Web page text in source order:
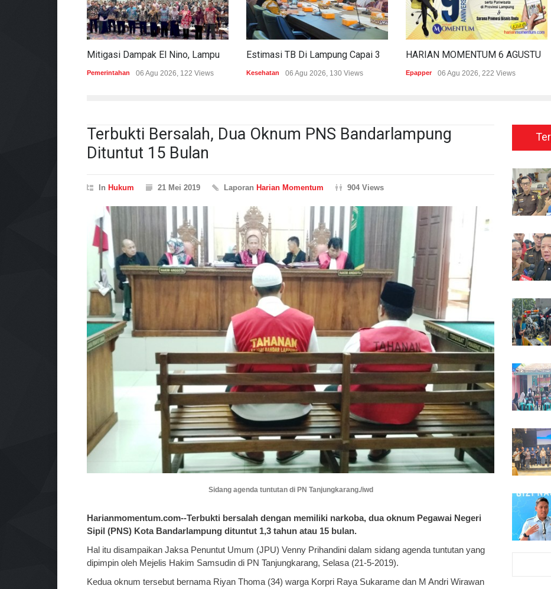
Pemerintahan 06 Agu 2026, 122 Views Kesehatan 06 Agu 2026, 130 Views Epapper 06 Agu 2026, 222 Views
Terbukti Bersalah, Dua Oknum PNS Bandarlampung
Dituntut 15 Bulan
In Hukum 21 Mei 2019 Laporan Harian Momentum 904 Views
Sidang agenda tuntutan di PN Tanjungkarang./iwd
Harianmomentum.com--Terbukti bersalah dengan memiliki narkoba, dua oknum Pegawai Negeri
Sipil (PNS) Kota Bandarlampung dituntut 1,3 tahun atau 15 bulan.
Hal itu disampaikan Jaksa Penuntut Umum (JPU) Venny Prihandini dalam sidang agenda tuntutan yang
dipimpin oleh Mejelis Hakim Samsudin di PN Tanjungkarang, Selasa (21-5-2019).
Kedua oknum tersebut bernama Riyan Thoma (34) warga Korpri Raya Sukarame dan M Andri Wirawan